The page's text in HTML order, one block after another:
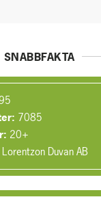
SNABBFAKTA
7085
20+
Lorentzon Duvan AB